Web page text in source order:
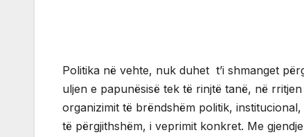
Politika në vehte, nuk duhet t’i shmanget
uljen e papunësisë tek të rinjtë tanë, në
organizimit të brëndshëm politik,
të përgjithshëm, i veprimit konkret. Me